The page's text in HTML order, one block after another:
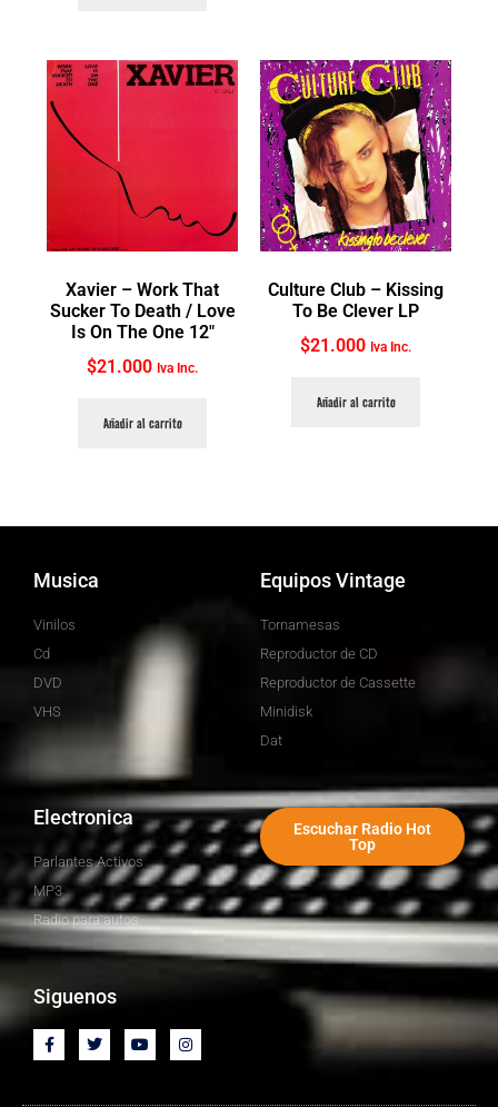
Xavier ‎– Work That
Sucker To Death / Love
Is On The One 12″
$21.000 Iva Inc.
Añadir al carrito
Culture Club ‎– Kissing
To Be Clever LP
$21.000 Iva Inc.
Añadir al carrito
Musica
Vinilos
Cd
DVD
VHS
Equipos Vintage
Tornamesas
Reproductor de CD
Reproductor de Cassette
Minidisk
Dat
Electronica
Parlantes Activos
MP3
Radio para autos
Escuchar Radio Hot
Top
Siguenos